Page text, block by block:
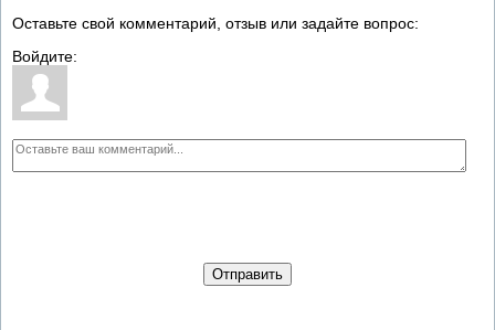
Оставьте свой комментарий, отзыв или задайте вопрос:
Войдите:
Отправить